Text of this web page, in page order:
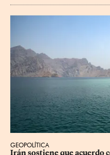
GEOPOLÍTICA